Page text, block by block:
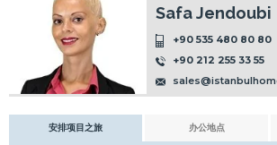
Safa Jendoubi
+90 535 480 80 80
+90 212 255 33 55
安排项目之旅 办公地点